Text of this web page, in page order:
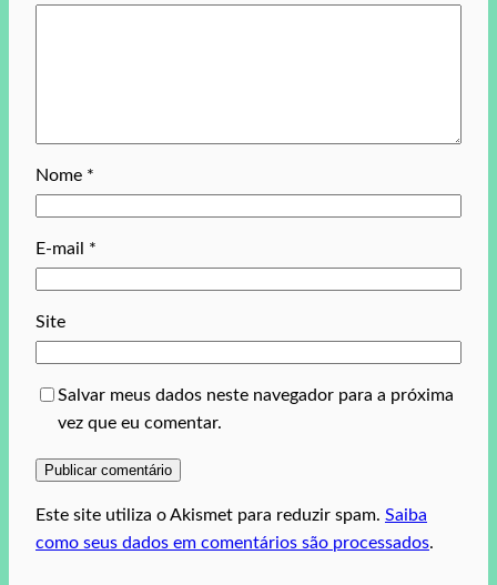
Nome *
E-mail *
Site
Salvar meus dados neste navegador para a próxima
vez que eu comentar.
Este site utiliza o Akismet para reduzir spam. Saiba
como seus dados em comentários são processados.